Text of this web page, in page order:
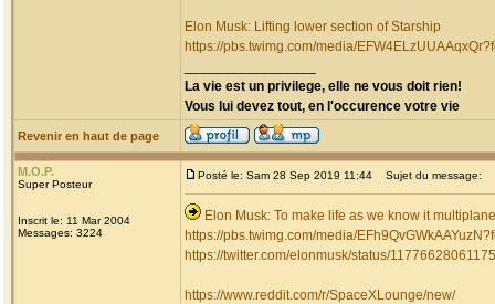
Elon Musk: Lifting lower section of Starship
https://pbs.twimg.com/media/
La vie est un privilege, elle ne vous doit rien!
Vous lui devez tout, en l'occurence votre vie
Revenir en haut de page
M.O.P.
Super Posteur
Inscrit le: 11 Mar 2004
Messages: 3224
Posté le: Sam 28 Sep 2019 11:44 Sujet du message:
Elon Musk: To make life as we know it
https://pbs.twimg.com/media/
https://twitter.com/elonmusk/status/
https://www.reddit.com/r/SpaceXLounge/new/